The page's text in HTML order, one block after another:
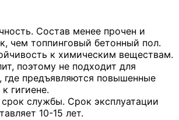
Состав менее прочен и
чем топпинговый бетонный пол.
к химическим веществам.
поэтому не подходит для
предъявляются повышенные
гигиене.
службы. Срок эксплуатации
10-15 лет.